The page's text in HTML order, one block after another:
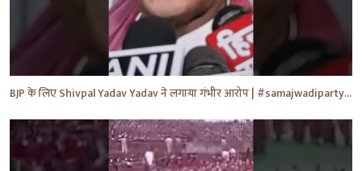
BJP के लिए Shivpal Yadav Yadav ने लगाया गंभीर आरोप | #samajwadiparty | Akhilesh Yadav | #shorts #yt